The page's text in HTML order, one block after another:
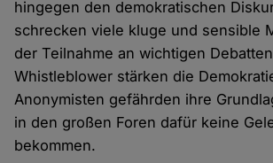
hingegen den demokratischen
schrecken viele kluge und sensible
der Teilnahme an wichtigen
Whistleblower stärken die
Anonymisten gefährden ihre
in den großen Foren dafür keine
bekommen.